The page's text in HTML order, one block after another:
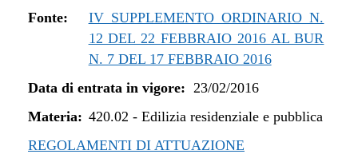
dal 01/05/2019 al 10/07/2019
dal 08/11/2018 al 30/04/2019
dal 29/03/2018 al 07/11/2018
dal 27/07/2017 al 04/01/2018
dal 13/04/2017 al 26/07/2017
dal 23/02/2016 al 12/04/2017
Fonte:
IV SUPPLEMENTO ORDINARIO N.
12 DEL 22 FEBBRAIO 2016 AL BUR
N. 7 DEL 17 FEBBRAIO 2016
Data di entrata in vigore: 23/02/2016
Materia: 420.02 - Edilizia residenziale e pubblica
REGOLAMENTI DI ATTUAZIONE